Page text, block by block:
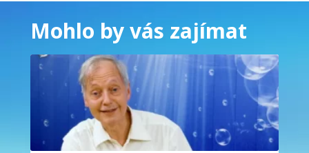
Mohlo by vás zajímat